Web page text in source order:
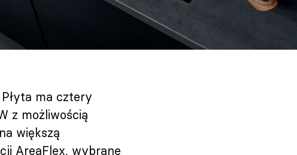
ma cztery
z możliwością
większą
AreaFlex, wybrane